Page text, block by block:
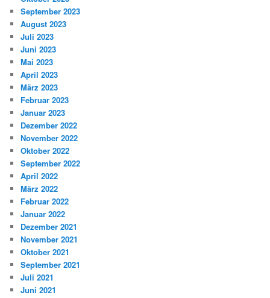
September 2023
August 2023
Juli 2023
Juni 2023
Mai 2023
April 2023
März 2023
Februar 2023
Januar 2023
Dezember 2022
November 2022
Oktober 2022
September 2022
April 2022
März 2022
Februar 2022
Januar 2022
Dezember 2021
November 2021
Oktober 2021
September 2021
Juli 2021
Juni 2021